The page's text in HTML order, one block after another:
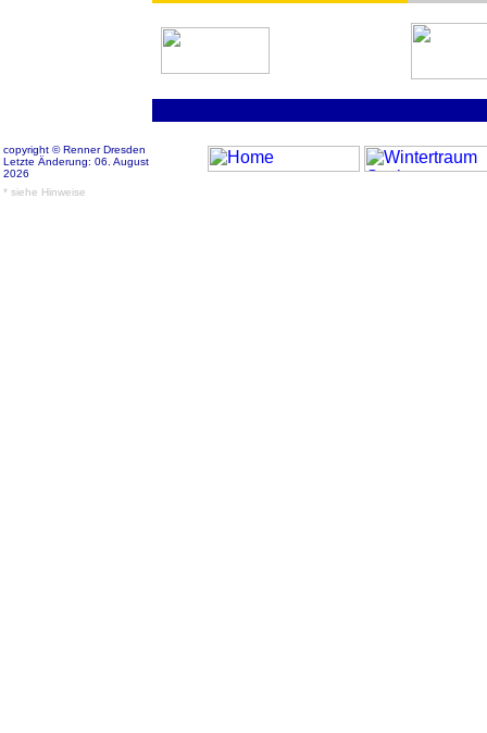
copyright © Renner Dresden
Letzte Änderung: 06. August
2026
* siehe Hinweise